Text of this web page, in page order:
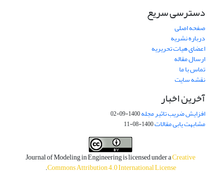
دسترسی سریع
صفحه اصلی
درباره نشریه
اعضای هیات تحریریه
ارسال مقاله
تماس با ما
نقشه سایت
آخرین اخبار
افزایش ضریب تاثیر مجله1400-09-02
مشابهت یابی مقالات1400-08-11
Journal of Modeling in Engineering is licensed under aCreative
Commons Attribution 4.0 International License
.